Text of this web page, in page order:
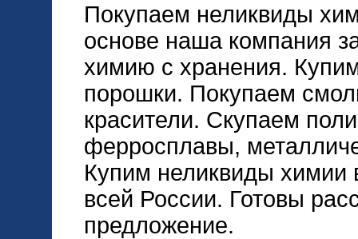
Покупаем неликвиды
основе наша компания
химию с хранения.
порошки. Покупаем
красители. Скупаем
ферросплавы,
Купим неликвиды химии
всей России. Готовы
предложение.